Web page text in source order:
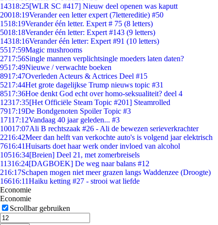
14318:25[WLR SC #417] Nieuw deel openen was kaputt
20018:19Verander een letter expert (7lettereditie) #50
1518:19Verander één letter. Expert # 75 (8 letters)
5018:18Verander één letter: Expert #143 (9 letters)
14318:16Verander één letter: Expert #91 (10 letters)
5517:59Magic mushrooms
2717:56Single mannen verplichtsingle moeders laten daten?
9517:49Nieuwe / verwachte boeken
8917:47Overleden Acteurs & Actrices Deel #15
5217:44Het grote dagelijkse Trump nieuws topic #31
8517:36Hoe denkt God echt over homo-seksualiteit? deel 4
12317:35[Het Officiële Steam Topic #201] Steamrolled
7917:19De Bondgenoten Spoiler Topic #3
17117:12Vandaag 40 jaar geleden... #3
10017:07Ali B rechtszaak #26 - Ali de bewezen serieverkrachter
2216:42Meer dan helft van verkochte auto's is volgend jaar elektrisch
7616:41Huisarts doet haar werk onder invloed van alcohol
10516:34[Breien] Deel 21, met zomerbreisels
11316:24[DAGBOEK] De weg naar balans #12
216:17Schapen mogen niet meer grazen langs Waddenzee (Droogte)
16616:11Haiku ketting #27 - strooi wat liefde
Economie
Economie
Scrollbar gebruiken